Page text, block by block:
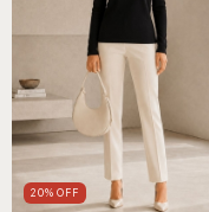
20% OFF